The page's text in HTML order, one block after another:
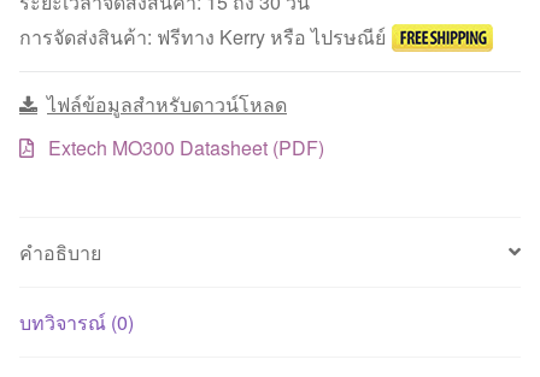
การจัดส่งสินค้า: ฟรีทาง Kerry หรือ ไปรษณีย์
ไฟล์ข้อมูลสำหรับดาวน์โหลด
Extech MO300 Datasheet (PDF)
คำอธิบาย
บทวิจารณ์ (0)